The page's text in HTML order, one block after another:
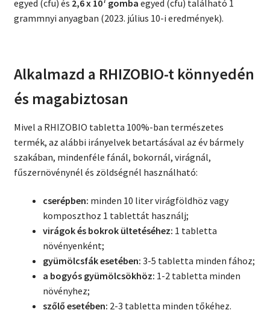
egyed (cfu) és 2,6 x 10 gomba egyed (cfu) található 1
grammnyi anyagban (2023. július 10-i eredmények).
Alkalmazd a RHIZOBIO-t könnyedén
és magabiztosan
Mivel a RHIZOBIO tabletta 100%-ban természetes
termék, az alábbi irányelvek betartásával az év bármely
szakában, mindenféle fánál, bokornál, virágnál,
fűszernövénynél és zöldségnél használható:
cserépben: minden 10 liter virágföldhöz vagy
komposzthoz 1 tablettát használj;
virágok és bokrok ültetéséhez: 1 tabletta
növényenként;
gyümölcsfák esetében: 3-5 tabletta minden fához;
a bogyós gyümölcsökhöz: 1-2 tabletta minden
növényhez;
szőlő esetében: 2-3 tabletta minden tőkéhez.